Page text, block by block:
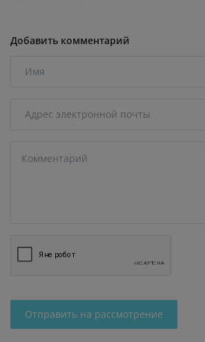
Добавить комментарий
Отправить на рассмотрение